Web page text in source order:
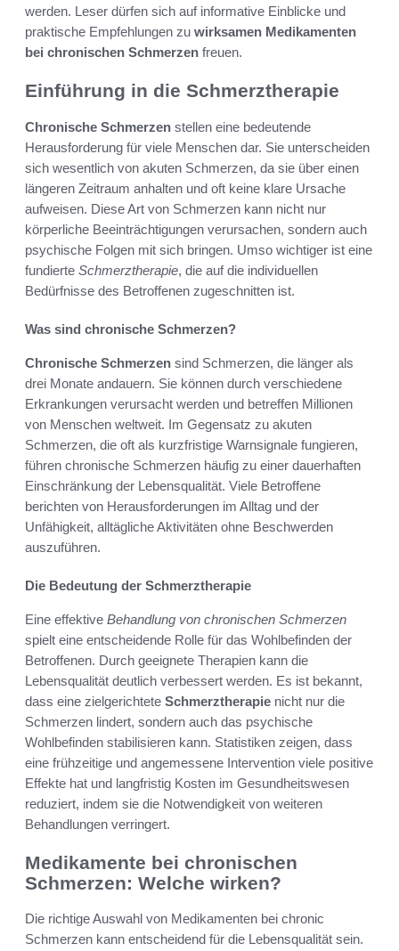
werden. Leser dürfen sich auf informative Einblicke und
praktische Empfehlungen zu wirksamen Medikamenten
bei chronischen Schmerzen freuen.
Einführung in die Schmerztherapie
Chronische Schmerzen stellen eine bedeutende
Herausforderung für viele Menschen dar. Sie unterscheiden
sich wesentlich von akuten Schmerzen, da sie über einen
längeren Zeitraum anhalten und oft keine klare Ursache
aufweisen. Diese Art von Schmerzen kann nicht nur
körperliche Beeinträchtigungen verursachen, sondern auch
psychische Folgen mit sich bringen. Umso wichtiger ist eine
fundierte Schmerztherapie, die auf die individuellen
Bedürfnisse des Betroffenen zugeschnitten ist.
Was sind chronische Schmerzen?
Chronische Schmerzen sind Schmerzen, die länger als
drei Monate andauern. Sie können durch verschiedene
Erkrankungen verursacht werden und betreffen Millionen
von Menschen weltweit. Im Gegensatz zu akuten
Schmerzen, die oft als kurzfristige Warnsignale fungieren,
führen chronische Schmerzen häufig zu einer dauerhaften
Einschränkung der Lebensqualität. Viele Betroffene
berichten von Herausforderungen im Alltag und der
Unfähigkeit, alltägliche Aktivitäten ohne Beschwerden
auszuführen.
Die Bedeutung der Schmerztherapie
Eine effektive Behandlung von chronischen Schmerzen
spielt eine entscheidende Rolle für das Wohlbefinden der
Betroffenen. Durch geeignete Therapien kann die
Lebensqualität deutlich verbessert werden. Es ist bekannt,
dass eine zielgerichtete Schmerztherapie nicht nur die
Schmerzen lindert, sondern auch das psychische
Wohlbefinden stabilisieren kann. Statistiken zeigen, dass
eine frühzeitige und angemessene Intervention viele positive
Effekte hat und langfristig Kosten im Gesundheitswesen
reduziert, indem sie die Notwendigkeit von weiteren
Behandlungen verringert.
Medikamente bei chronischen
Schmerzen: Welche wirken?
Die richtige Auswahl von Medikamenten bei chronic
Schmerzen kann entscheidend für die Lebensqualität sein.